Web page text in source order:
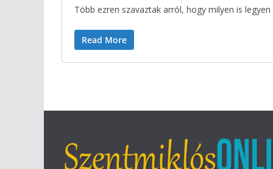
Több ezren szavaztak arról, hogy milyen is
Read More